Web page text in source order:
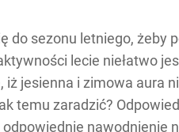
do sezonu letniego, żeby
lecie niełatwo
iż jesienna i zimowa aura
temu zaradzić?
nawodnienie